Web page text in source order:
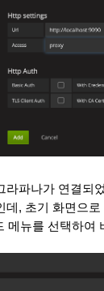
라파나가 연결되
, 초기 화면으로
메뉴를 선택하여